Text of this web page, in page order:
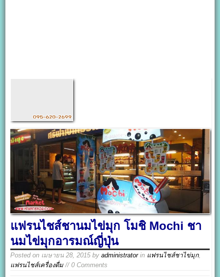
แฟรนไชส์ชานมไข่มุก โมชิ Mochi ชา
นมไข่มุกอารมณ์ญี่ปุ่น
Posted on เมษายน 28, 2015 byadministratorin แฟรนไชส์ชาไข่มุก,
แฟรนไชส์เครื่องดื่ม // 0 Comments